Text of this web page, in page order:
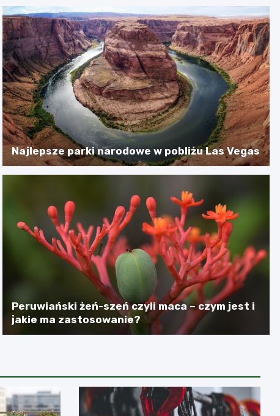
Najlepsze parki narodowe w pobliżu Las Vegas
Peruwiański żeń-szeń czyli maca – czym jest i
jakie ma zastosowanie?